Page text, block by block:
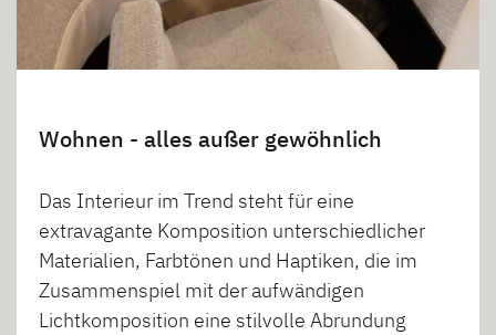
Wohnen - alles außer gewöhnlich
Das Interieur im Trend steht für eine
extravagante Komposition unterschiedlicher
Materialien, Farbtönen und Haptiken, die im
Zusammenspiel mit der aufwändigen
Lichtkomposition eine stilvolle Abrundung